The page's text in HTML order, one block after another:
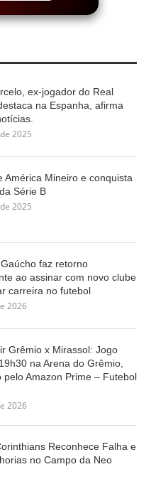
ex-jogador do Real
na Espanha, afirma
2025
América Mineiro e conquista
Série B
2025
faz retorno
ao assinar com novo clube
carreira no futebol
2026
Grêmio x Mirassol: Jogo
na Arena do Grêmio,
pelo Amazon Prime – Futebol
2026
Reconhece Falha e
no Campo da Neo